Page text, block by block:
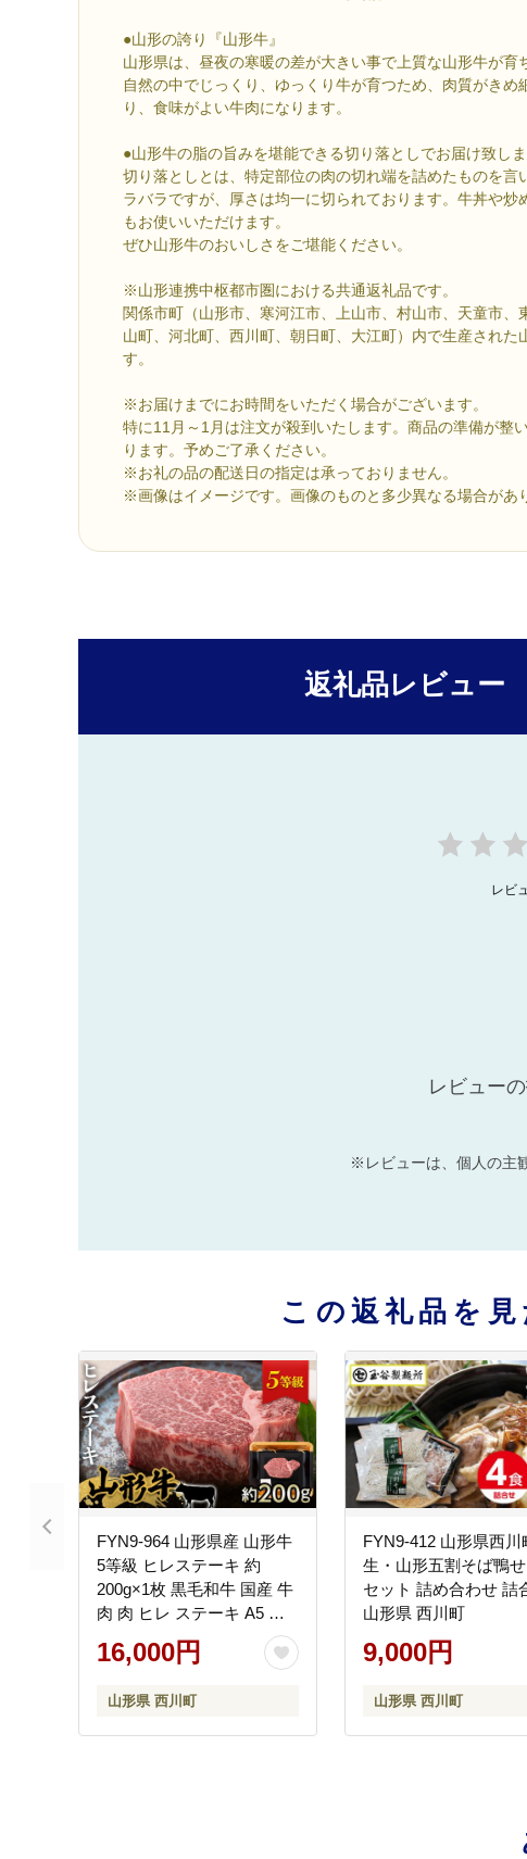
●山形の誇り『山形牛』
山形県は、昼夜の寒暖の差が大きい事で上質な山形牛が育
自然の中でじっくり、ゆっくり牛が育つため、肉質がきめ
り、食味がよい牛肉になります。
●山形牛の脂の旨みを堪能できる切り落としでお届け致しま
切り落としとは、特定部位の肉の切れ端を詰めたものを言
ラバラですが、厚さは均一に切られております。牛丼や炒
もお使いいただけます。
ぜひ山形牛のおいしさをご堪能ください。
※山形連携中枢都市圏における共通返礼品です。
関係市町（山形市、寒河江市、上山市、村山市、天童市、
山町、河北町、西川町、朝日町、大江町）内で生産された
す。
※お届けまでにお時間をいただく場合がございます。
特に11月～1月は注文が殺到いたします。商品の準備が整
ります。予めご了承ください。
※お礼の品の配送日の指定は承っておりません。
※画像はイメージです。画像のものと多少異なる場合があ
返礼品レビュー
レビ
レビュー
※レビューは、個人の主
この返礼品を
FYN9-964 山形県産 山形牛
5等級 ヒレステーキ 約
200g×1枚 黒毛和牛 国産 牛
肉 肉 ヒレ ステーキ A5 高
級 希少 贅沢 ギフト 贈答 山
形県 西川町 月山
16,000円
山形県 西川町
FYN9-412 山形県西川
生・山形五割そば鴨
セット 詰め合わせ 詰
山形県 西川町
9,000円
山形県 西川町